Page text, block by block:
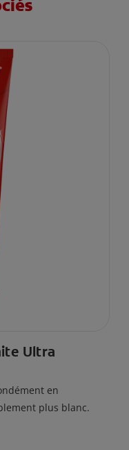
Ultra
en
plus blanc.